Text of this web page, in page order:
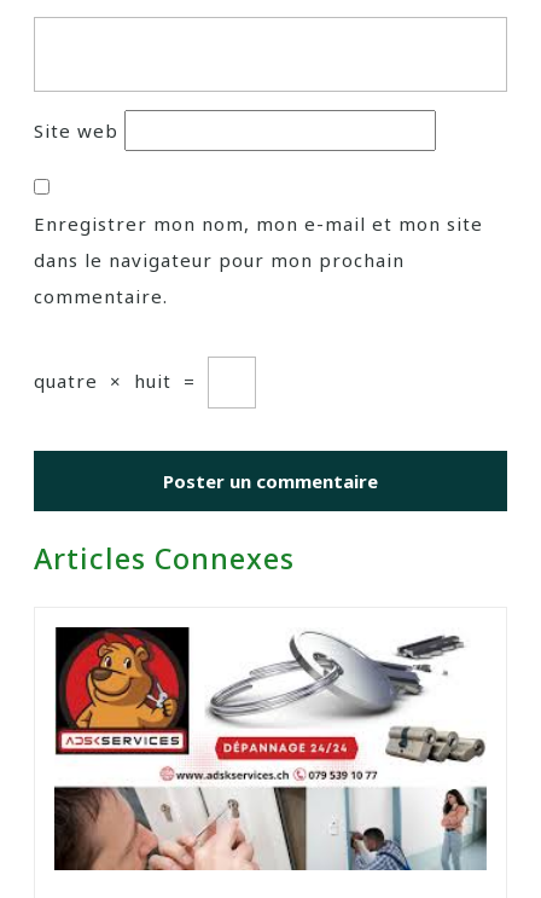
Site web
Enregistrer mon nom, mon e-mail et mon site
dans le navigateur pour mon prochain
commentaire.
quatre × huit =
Articles Connexes